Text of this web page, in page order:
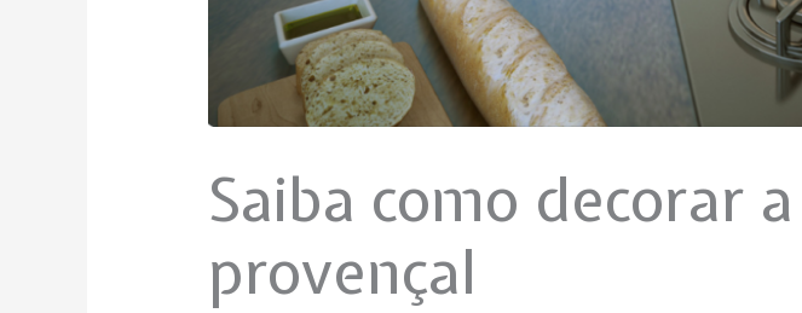
Saiba como decorar
provençal